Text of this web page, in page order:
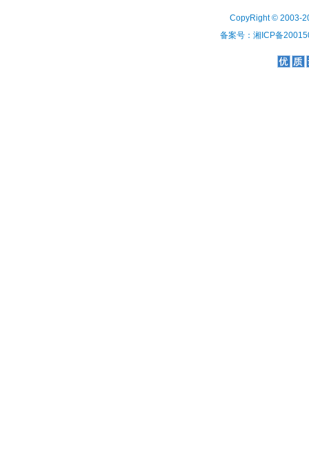
CopyRight © 2003-
备案号：湘ICP备